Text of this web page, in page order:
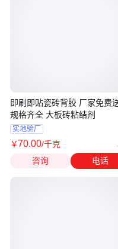
即刷即贴瓷砖背胶 厂家免费
规格齐全 大板砖粘结剂
实地验厂
￥70.00/千克
咨询 电话